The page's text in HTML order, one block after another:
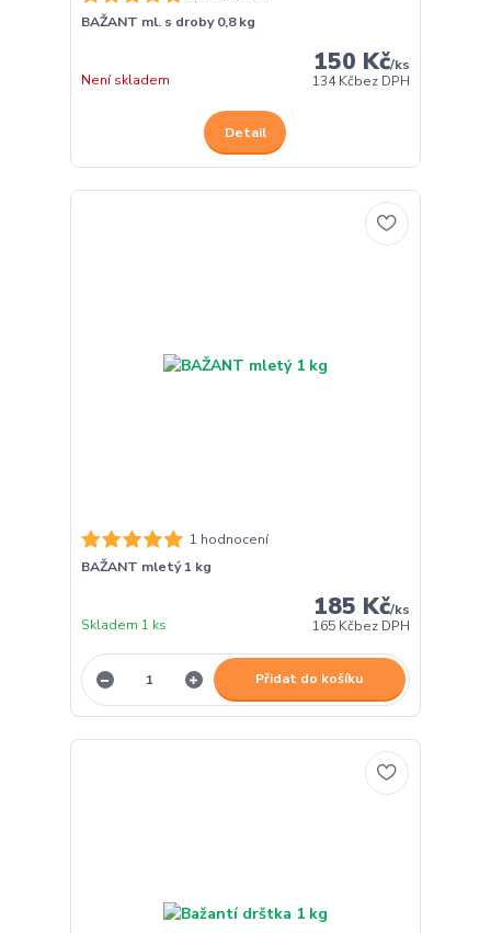
BAŽANT ml. s droby 0,8 kg
150 Kč/ks
134 Kčbez DPH
Není skladem
Detail
1 hodnocení
BAŽANT mletý 1 kg
185 Kč/ks
165 Kčbez DPH
Skladem 1 ks
Přidat do košíku